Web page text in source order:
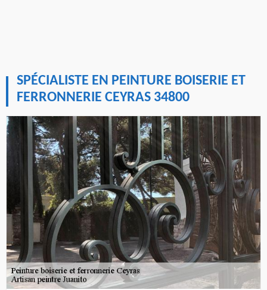
SPÉCIALISTE EN PEINTURE BOISERIE ET
FERRONNERIE CEYRAS 34800